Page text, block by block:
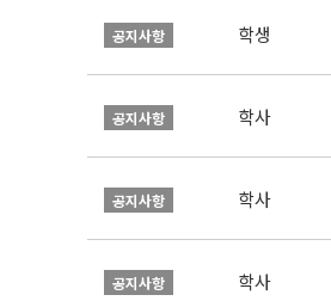
공지사항 학생
공지사항 학사
공지사항 학사
공지사항 학사